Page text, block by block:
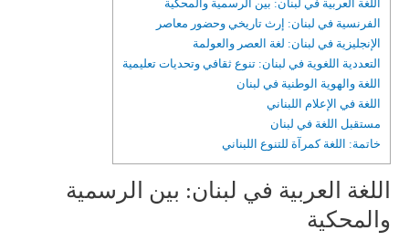
اللغة العربية في لبنان: بين الرسمية والمحكية
الفرنسية في لبنان: إرث تاريخي وحضور معاصر
الإنجليزية في لبنان: لغة العصر والعولمة
التعددية اللغوية في لبنان: تنوع ثقافي وتحديات تعليمية
اللغة والهوية الوطنية في لبنان
اللغة في الإعلام اللبناني
مستقبل اللغة في لبنان
خاتمة: اللغة كمرآة للتنوع اللبناني
اللغة العربية في لبنان: بين الرسمية
والمحكية